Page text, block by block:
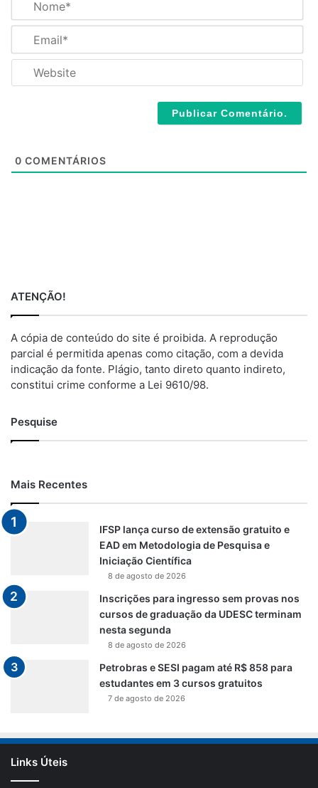
m
*a
l
0 COMENTÁRIOS
ATENÇÃO!
A cópia de conteúdo do site é proibida. A reprodução
parcial é permitida apenas como citação, com a devida
indicação da fonte. Plágio, tanto direto quanto indireto,
constitui crime conforme a Lei 9610/98.
Pesquise
Mais Recentes
IFSP lança curso de extensão gratuito e
EAD em Metodologia de Pesquisa e
Iniciação Científica
8 de agosto de 2026
Inscrições para ingresso sem provas nos
cursos de graduação da UDESC terminam
nesta segunda
8 de agosto de 2026
Petrobras e SESI pagam até R$ 858 para
estudantes em 3 cursos gratuitos
7 de agosto de 2026
Links Úteis